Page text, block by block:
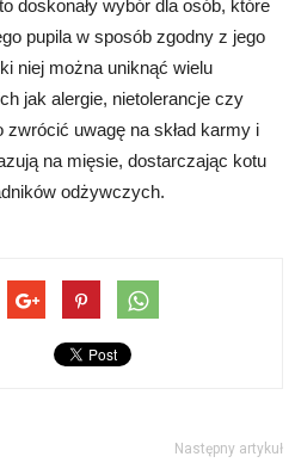
doskonały wybór dla osób, które
pupila w sposób zgodny z jego
niej można uniknąć wielu
jak alergie, nietolerancje czy
uwagę na skład karmy i
na mięsie, dostarczając kotu
odżywczych.
Następny artykuł